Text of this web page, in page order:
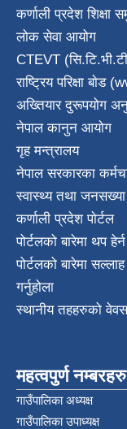
कर्णाली प्रदेश शिक्षा
लोक सेवा आयोग
CTEVT
राष्ट्रिय परिक्षा
अख्तियार दुरूपयोग
नेपाल कानुन आयाेग
गृह मन्त्रालय
नेपाल सरकारका
स्वास्थ्य तथा
कर्णाली प्रदेश पाेर्टल
पोर्टलको बारेमा थप
पोर्टलको बारेमा
गर्नुहोला
स्थानीय तहहरुको
महत्वपुर्ण नम्बरहरु
गाउँपालिका अध्यक्ष
गाउँपालिका उपाध्यक्ष